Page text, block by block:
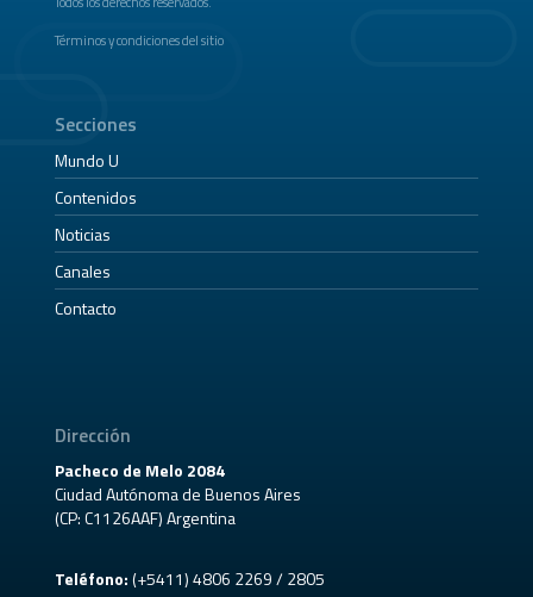
Términos y condiciones del sitio
Secciones
Mundo U
Contenidos
Noticias
Canales
Contacto
Dirección
Pacheco de Melo 2084
Ciudad Autónoma de Buenos Aires
(CP: C1126AAF) Argentina
Teléfono:(+5411) 4806 2269 / 2805